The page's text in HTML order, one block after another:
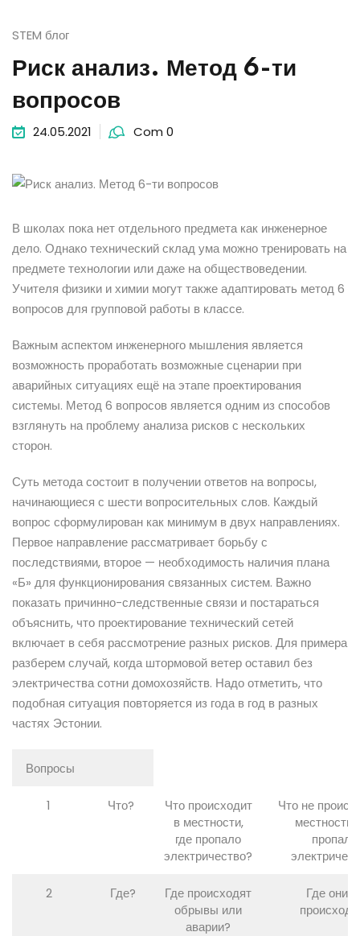
STEM блог
Риск анализ. Метод 6-ти
вопросов
24.05.2021 Com 0
В школах пока нет отдельного предмета как инженерное
дело. Однако технический склад ума можно тренировать на
предмете технологии или даже на обществоведении.
Учителя физики и химии могут также адаптировать метод 6
вопросов для групповой работы в классе.
Важным аспектом инженерного мышления является
возможность проработать возможные сценарии при
аварийных ситуациях ещё на этапе проектирования
системы. Метод 6 вопросов является одним из способов
взглянуть на проблему анализа рисков с нескольких
сторон.
Суть метода состоит в получении ответов на вопросы,
начинающиеся с шести вопросительных слов. Каждый
вопрос сформулирован как минимум в двух направлениях.
Первое направление рассматривает борьбу с
последствиями, второе — необходимость наличия плана
«Б» для функционирования связанных систем. Важно
показать причинно-следственные связи и постараться
объяснить, что проектирование технический сетей
включает в себя рассмотрение разных рисков. Для примера
разберем случай, когда штормовой ветер оставил без
электричества сотни домохозяйств. Надо отметить, что
подобная ситуация повторяется из года в год в разных
частях Эстонии.
Вопросы
1 Что?
Что происходит
в местности,
где пропало
электричество?
Что не
местности,
пропало
2 Где?
Где происходят
обрывы или
аварии?
Где они